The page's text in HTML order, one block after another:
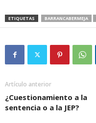
ETIQUETAS BARRANCABERMEJA
Artículo anterior
¿Cuestionamiento a la
sentencia o a la JEP?